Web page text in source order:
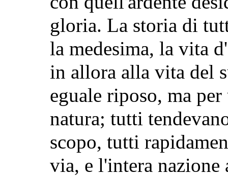
gloria. La storia di
la medesima, la vita
in allora alla vita del
eguale riposo, ma
natura; tutti
scopo, tutti
via, e l'intera nazione